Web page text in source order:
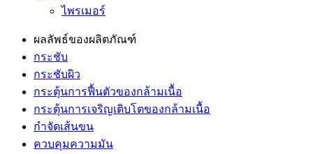
ไพรเมอร์
ผลลัพธ์ของผลิตภัณฑ์
กระชับ
กระชับผิว
กระตุ้นการฟื้นตัวของกล้ามเนื้อ
กระตุ้นการเจริญเติบโตของกล้ามเนื้อ
กำจัดเส้นขน
ควบคุมความมัน